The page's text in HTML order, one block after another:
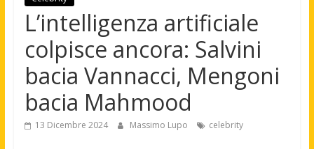
L’intelligenza artificiale
colpisce ancora: Salvini
bacia Vannacci, Mengoni
bacia Mahmood
13 Dicembre 2024 Massimo Lupo celebrity